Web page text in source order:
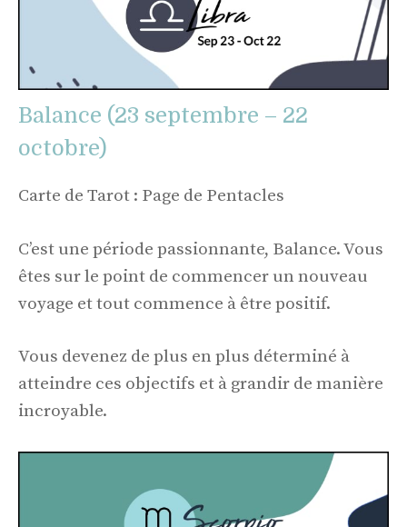
Balance (23 septembre – 22
octobre)
Carte de Tarot : Page de Pentacles
C’est une période passionnante, Balance. Vous
êtes sur le point de commencer un nouveau
voyage et tout commence à être positif.
Vous devenez de plus en plus déterminé à
atteindre ces objectifs et à grandir de manière
incroyable.